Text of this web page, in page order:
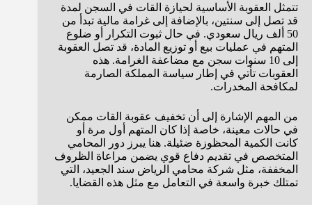
تتمثل العقوبة الأساسية لحيازة القات في السجن لمدة
قد تصل إلى سنتين، بالإضافة إلى غرامة مالية تبدأ من
50 ألف ريال سعودي. في حال ثبوت التكرار أو ضلوع
المتهم في عمليات بيع أو توزيع المادة، قد تصل العقوبة
إلى 10 سنوات سجن مع مضاعفة الغرامة. هذه
العقوبات تأتي في إطار سياسة المملكة الصارمة
لمكافحة المخدرات.
من المهم الإشارة إلى أن تخفيف عقوبة القات ممكن
في حالات معينة، خاصة إذا كان المتهم أول مرة أو
كانت الكمية المحظوزة ضئيلة. هنا يبرز دور المحامي
المتخصص في تقديم دفاع قوي يضمن مراعاة الظروف
المخففة، مثل شركة محامي الرياض سند الجعيد، التي
تمتلك خبرة واسعة في التعامل مع مثل هذه القضايا.